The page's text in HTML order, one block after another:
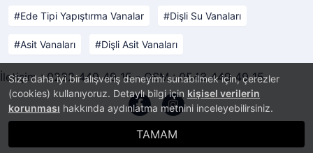
Size daha iyi bir alışveriş deneyimi sunabilmek için, çerezler
(cookies) kullanıyoruz. Detaylı bilgi için kişisel verilerin
korunması hakkında aydınlatma metnini inceleyebilirsiniz.
TAMAM
Ede Tipi Yapıştırma Vanalar Dişli Su Vanaları
Asit Vanaları Dişli Asit Vanaları
İletişim : 0232 449 49 15 - GSM : 0543 449 49 15
E-Ticaret Sistemi